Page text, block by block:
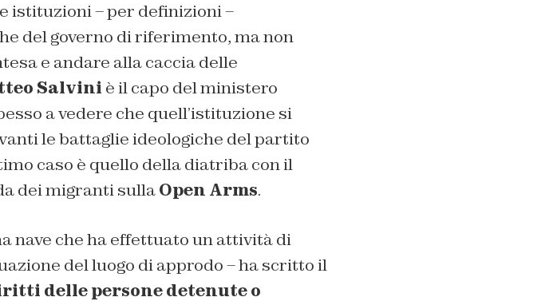
istituzioni – per definizioni –
del governo di riferimento, ma non
e andare alla caccia delle
Salvini è il capo del ministero
a vedere che quell’istituzione si
le battaglie ideologiche del partito
caso è quello della diatriba con il
dei migranti sullaOpen Arms.
nave che ha effettuato un attività di
del luogo di approdo – ha scritto il
delle persone detenute o